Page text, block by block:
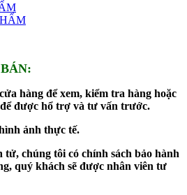
hàng để xem, kiểm tra hàng hoặc
được hổ trợ và tư vấn trước.
ảnh thực tế.
chúng tôi có chính sách bảo hành
quý khách sẽ được nhân viên tư